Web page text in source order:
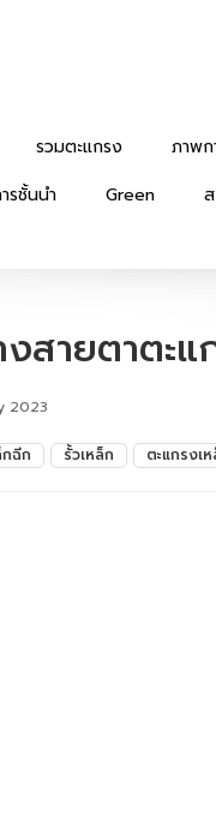
รวมตะแกรง ภาพก
รชั้นนำ
Green
สายตาตะแ
2023
กฉีก รั้วเหล็ก ตะแกรงเ